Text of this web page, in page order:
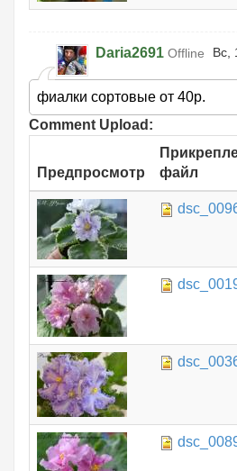
Daria2691 Offline Вс,
фиалки сортовые от 40р.
Comment Upload:
Предпросмотр
файл